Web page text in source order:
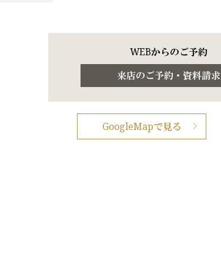
WEBからのご予約
来店のご予約・資料請求
GoogleMapで見る